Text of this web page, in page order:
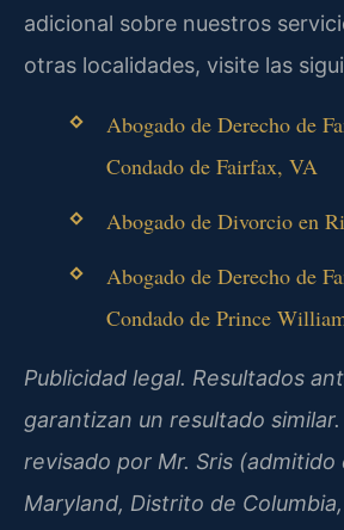
adicional sobre nuestros
otras localidades, visite las
Abogado de Derecho de
Condado de Fairfax, VA
Abogado de Divorcio en
Abogado de Derecho de
Condado de Prince
Publicidad legal. Resultados
garantizan un resultado
revisado por Mr. Sris (admitido
Maryland, Distrito de